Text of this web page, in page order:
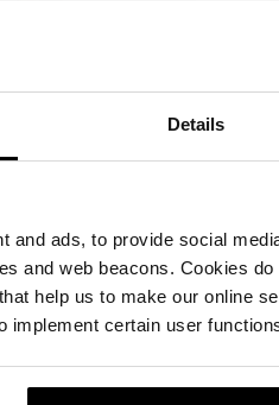
Details
and ads, to provide social
and web beacons. Cookies
help us to make our online
implement certain user